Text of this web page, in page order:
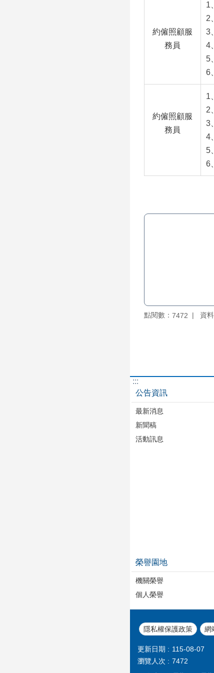
約僱照顧服
務員
1
2
3
4
5
6
約僱照顧服
務員
1
2
3
4
5
6
點閱數： 7472 資
:::
公告資訊
最新消息
新聞稿
活動訊息
榮譽園地
機關榮譽
個人榮譽
隱私權保護政策 網
更新日期
115-08-07
瀏覽人次
7472